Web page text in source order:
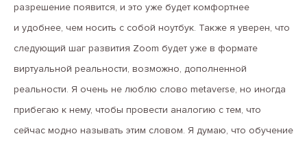
разрешение появится, и это уже будет комфортнее
и удобнее, чем носить с собой ноутбук. Также я уверен, что
следующий шаг развития Zoom будет уже в формате
виртуальной реальности, возможно, дополненной
реальности. Я очень не люблю слово metaverse, но иногда
прибегаю к нему, чтобы провести аналогию с тем, что
сейчас модно называть этим словом. Я думаю, что обучение